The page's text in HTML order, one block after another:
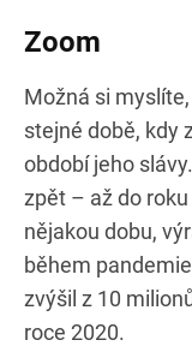
Zoom
Možná si
stejné době, kdy
období jeho
zpět – až do
nějakou dobu,
během
zvýšil z 10
roce 2020.